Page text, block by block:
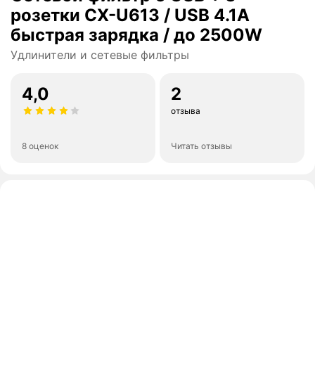
розетки CX-U613 / USB 4.1A
быстрая зарядка / до 2500W
Удлинители и сетевые фильтры
4,0
8 оценок
2
отзыва
Читать отзывы